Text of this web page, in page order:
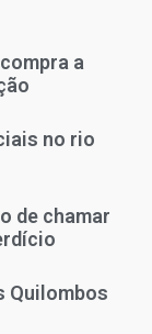
a
no rio
de chamar
Quilombos